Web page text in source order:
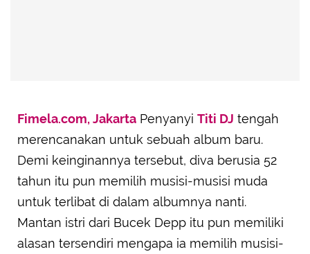
Fimela.com, Jakarta Penyanyi Titi DJ tengah
merencanakan untuk sebuah album baru.
Demi keinginannya tersebut, diva berusia 52
tahun itu pun memilih musisi-musisi muda
untuk terlibat di dalam albumnya nanti.
Mantan istri dari Bucek Depp itu pun memiliki
alasan tersendiri mengapa ia memilih musisi-